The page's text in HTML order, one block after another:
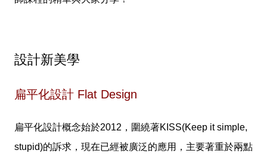
設計新美學
扁平化設計 Flat Design
扁平化設計概念始於2012，圍繞著KISS(Keep it simple,
stupid)的訴求， 現在已經被廣泛的應用，主要著重於兩點